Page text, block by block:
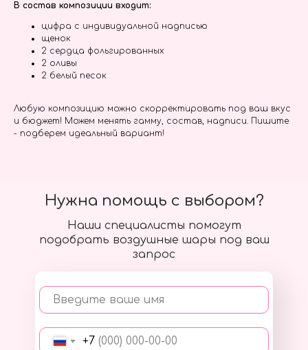
В состав композиции входит:
цифра с индивидуальной надписью
щенок
2 сердца фольгированных
2 оливы
2 белый песок
Любую композицию можно скорректировать под ваш вкус
и бюджет! Можем менять гамму, состав, надписи. Пишите
- подберем идеальный вариант!
Наши специалисты помогут
подобрать воздушные шары под ваш
запрос
Введите ваше имя
+7
Нужна помощь с выбором?